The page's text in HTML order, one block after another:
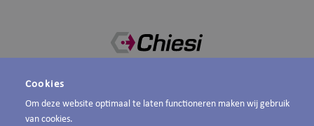
Chiesi voor professionals biedt een actueel aanbod van nascholingen,
meer.
Cookies
Om deze website optimaal te laten functioneren maken wij gebruik
van cookies.